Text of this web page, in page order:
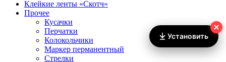
Клейкие ленты «Скотч»
Прочее
Кусачки
Перчатки
Колокольчики
Маркер перманентный
Стрелки
Установить